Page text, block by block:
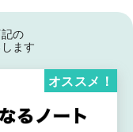
の
ます
オススメ！